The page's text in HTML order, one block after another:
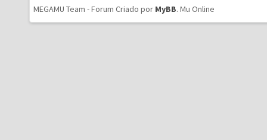
MEGAMU Team - Forum Criado por MyBB. Mu Online